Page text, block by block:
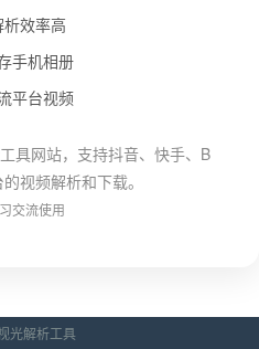
效率高
手机相册
平台视频
具网站，支持抖音、快手、B
视频解析和下载。
交流使用
光解析工具